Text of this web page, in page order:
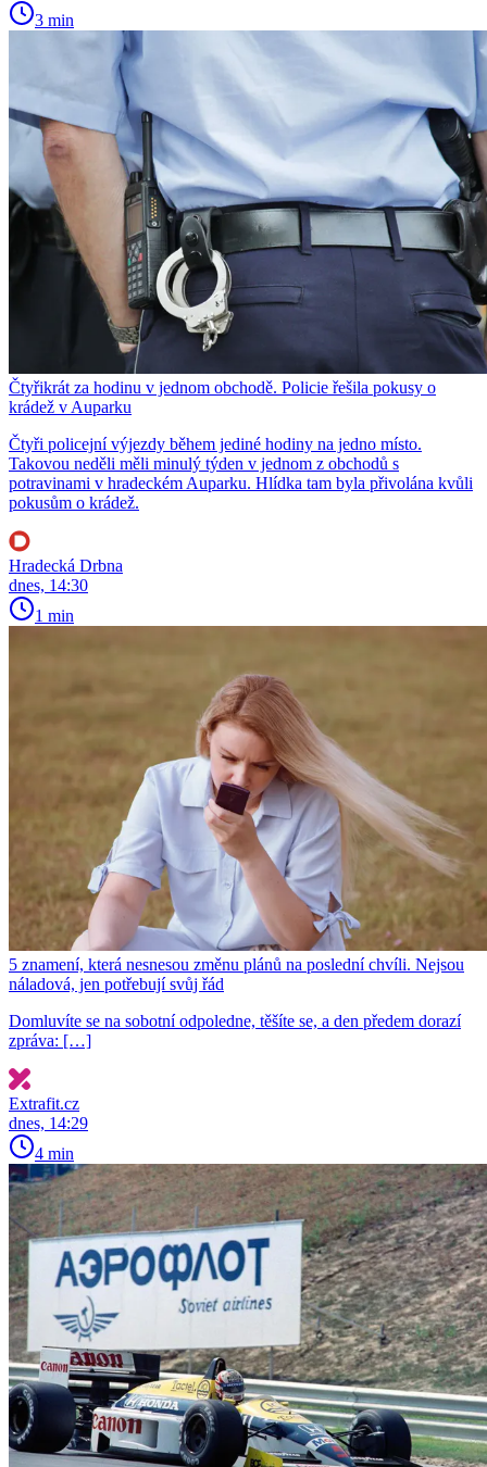
3 min
Čtyřikrát za hodinu v jednom obchodě. Policie řešila pokusy o
krádež v Auparku
Čtyři policejní výjezdy během jediné hodiny na jedno místo.
Takovou neděli měli minulý týden v jednom z obchodů s
potravinami v hradeckém Auparku. Hlídka tam byla přivolána kvůli
pokusům o krádež.
Hradecká Drbna
dnes, 14:30
1 min
5 znamení, která nesnesou změnu plánů na poslední chvíli. Nejsou
náladová, jen potřebují svůj řád
Domluvíte se na sobotní odpoledne, těšíte se, a den předem dorazí
zpráva: […]
Extrafit.cz
dnes, 14:29
4 min